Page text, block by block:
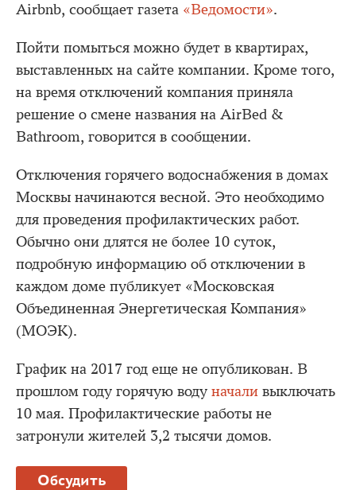
Airbnb, сообщает газета «Ведомости».
Пойти помыться можно будет в квартирах,
выставленных на сайте компании. Кроме того,
на время отключений компания приняла
решение о смене названия на AirBed &
Bathroom, говорится в сообщении.
Отключения горячего водоснабжения в домах
Москвы начинаются весной. Это необходимо
для проведения профилактических работ.
Обычно они длятся не более 10 суток,
подробную информацию об отключении в
каждом доме публикует «Московская
Объединенная Энергетическая Компания»
(МОЭК).
График на 2017 год еще не опубликован. В
прошлом году горячую воду начали выключать
10 мая. Профилактические работы не
затронули жителей 3,2 тысячи домов.
Обсудить